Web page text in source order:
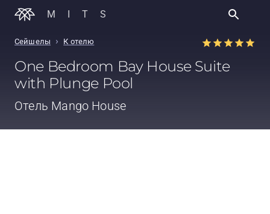
MITS
Сейшелы › К отелю
One Bedroom Bay House Suite
with Plunge Pool
Отель Mango House